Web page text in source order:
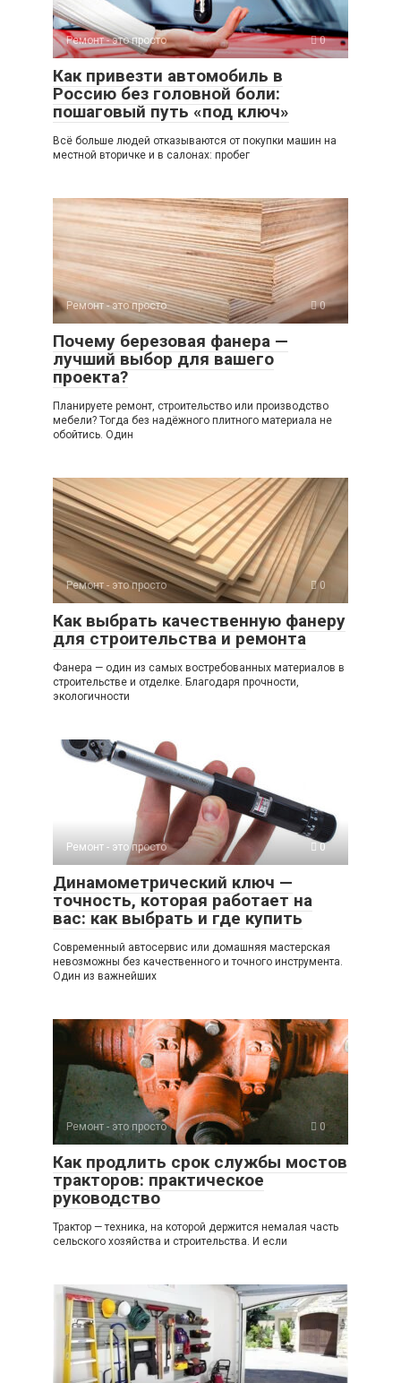
Ремонт - это просто 0
Как привезти автомобиль в
Россию без головной боли:
пошаговый путь «под ключ»
Всё больше людей отказываются от покупки машин на
местной вторичке и в салонах: пробег
Ремонт - это просто 0
Почему березовая фанера —
лучший выбор для вашего
проекта?
Планируете ремонт, строительство или производство
мебели? Тогда без надёжного плитного материала не
обойтись. Один
Ремонт - это просто 0
Как выбрать качественную фанеру
для строительства и ремонта
Фанера — один из самых востребованных материалов в
строительстве и отделке. Благодаря прочности,
экологичности
Ремонт - это просто 0
Динамометрический ключ —
точность, которая работает на
вас: как выбрать и где купить
Современный автосервис или домашняя мастерская
невозможны без качественного и точного инструмента.
Один из важнейших
Ремонт - это просто 0
Как продлить срок службы мостов
тракторов: практическое
руководство
Трактор — техника, на которой держится немалая часть
сельского хозяйства и строительства. И если